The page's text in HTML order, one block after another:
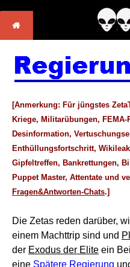
[Anmerkung: Für jüngstes
Kriege, Militarübungen,
Desinformation,
Enthüllungsfortschritt,
Gipfeltreffen, Bankrettungen,
Puppet Master, Attentate und
Fragen&Antworten-Chats.]
Die Zetas reden darüber,
einem Machttrip sind und
der Exodus der Elite ein
eine Spätere Regierung